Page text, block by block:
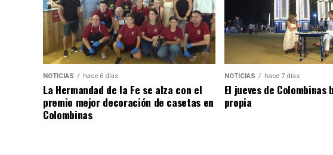
NOTICIAS hace 6 días
La Hermandad de la Fe se alza con el
premio mejor decoración de casetas en
Colombinas
NOTICIAS hace 7 días
El jueves de
propia